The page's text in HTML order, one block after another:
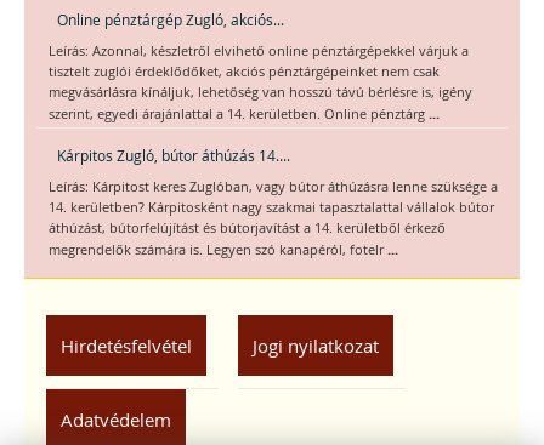
Online pénztárgép Zugló, akciós...
Leírás: Azonnal, készletről elvihető online pénztárgépekkel várjuk a
tisztelt zuglói érdeklődőket, akciós pénztárgépeinket nem csak
megvásárlásra kínáljuk, lehetőség van hosszú távú bérlésre is, igény
szerint, egyedi árajánlattal a 14. kerületben. Online pénztárg ...
Kárpitos Zugló, bútor áthúzás 14....
Leírás: Kárpitost keres Zuglóban, vagy bútor áthúzásra lenne szüksége a
14. kerületben? Kárpitosként nagy szakmai tapasztalattal vállalok bútor
áthúzást, bútorfelújítást és bútorjavítást a 14. kerületből érkező
megrendelők számára is. Legyen szó kanapéról, fotelr ...
Hirdetésfelvétel Jogi nyilatkozat
Adatvédelem